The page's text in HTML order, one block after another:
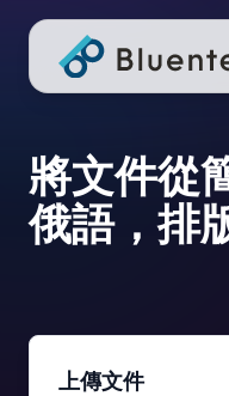
將文件從
俄語，排
上傳文件